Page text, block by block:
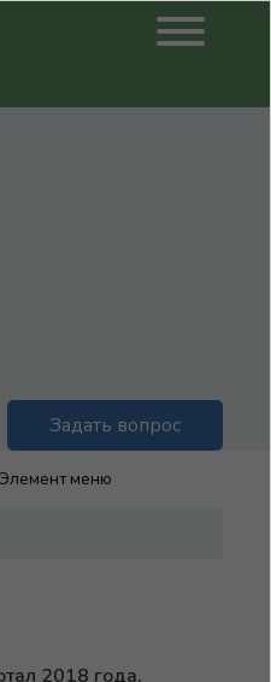
Задать вопрос
Элемент меню
2018 года,